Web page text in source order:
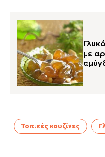
με
Τοπικές κουζίνες